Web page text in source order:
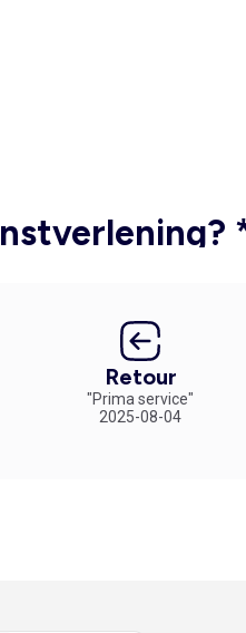
Retour
"Prima service"
2025-08-04